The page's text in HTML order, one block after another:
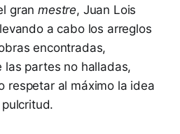
granmestre, Juan Lois
a cabo los arreglos
encontradas,
las partes no halladas,
respetar al máximo la idea